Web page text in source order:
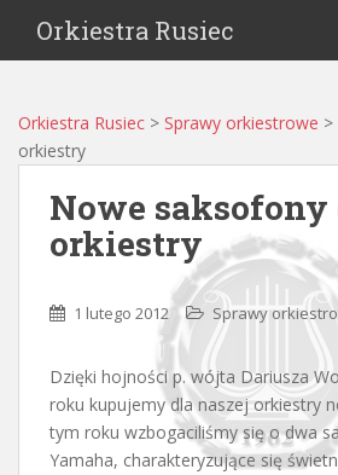
Orkiestra Rusiec
Orkiestra Rusiec > Sprawy orkiestrowe >
orkiestry
Nowe saksofony
orkiestry
1 lutego 2012 Sprawy
Dzięki hojności p. wójta Dariusza
roku kupujemy dla naszej orkiestry
tym roku wzbogaciliśmy się o dwa
Yamaha, charakteryzujące się